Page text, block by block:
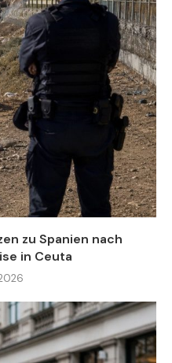
zu Spanien nach
in Ceuta